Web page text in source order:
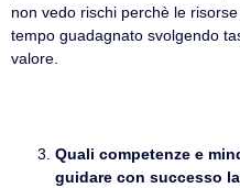
non vedo rischi perchè le
tempo guadagnato svolgendo
valore.
Quali competenze e
guidare con successo